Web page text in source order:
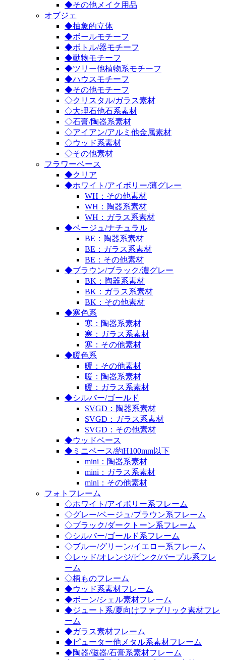
◆その他メイク用品
オブジェ
◆抽象的立体
◆ボールモチーフ
◆ボトル/器モチーフ
◆動物モチーフ
◆ツリー他植物系モチーフ
◆ハウスモチーフ
◆その他モチーフ
◇クリスタル/ガラス素材
◇大理石他石系素材
◇石膏/陶器系素材
◇アイアン/アルミ他金属素材
◇ウッド系素材
◇その他素材
フラワーベース
◆クリア
◆ホワイト/アイボリー/薄グレー
WH：その他素材
WH：陶器系素材
WH：ガラス系素材
◆ベージュ/ナチュラル
BE：陶器系素材
BE：ガラス系素材
BE：その他素材
◆ブラウン/ブラック/濃グレー
BK：陶器系素材
BK：ガラス系素材
BK：その他素材
◆寒色系
寒：陶器系素材
寒：ガラス系素材
寒：その他素材
◆暖色系
暖：その他素材
暖：陶器系素材
暖：ガラス系素材
◆シルバー/ゴールド
SVGD：陶器系素材
SVGD：ガラス系素材
SVGD：その他素材
◆ウッドベース
◆ミニベース/約H100mm以下
mini：陶器系素材
mini：ガラス系素材
mini：その他素材
フォトフレーム
◇ホワイト/アイボリー系フレーム
◇グレー/ベージュ/ブラウン系フレーム
◇ブラック/ダークトーン系フレーム
◇シルバー/ゴールド系フレーム
◇ブルー/グリーン/イエロー系フレーム
◇レッド/オレンジ/ピンク/パープル系フレ
ーム
◇柄ものフレーム
◆ウッド系素材フレーム
◆ボーン/シェル素材フレーム
◆ジュート系/夏向けファブリック素材フレ
ーム
◆ガラス素材フレーム
◆ピューター他メタル系素材フレーム
◆陶器/磁器/石膏系素材フレーム